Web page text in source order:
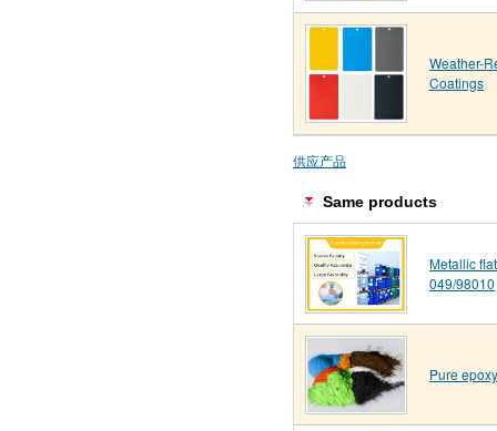
Weather-
Coatings
供应产品
Same products
Metallic
049/98010
Pure